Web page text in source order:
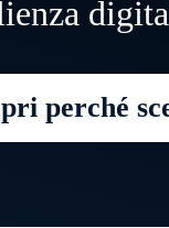
dei
ovunque.
la tua
perché